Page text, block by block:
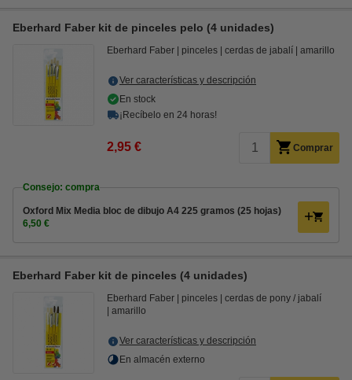
Eberhard Faber kit de pinceles pelo (4 unidades)
Eberhard Faber pinceles cerdas de jabalí amarillo
Ver características y descripción
En stock
¡Recíbelo en 24 horas!
2,95 € Comprar
Consejo: compra
Oxford Mix Media bloc de dibujo A4 225 gramos (25 hojas)
6,50 €
Eberhard Faber kit de pinceles (4 unidades)
Eberhard Faber pinceles
cerdas de pony / jabalí
amarillo
Ver características y descripción
En almacén externo